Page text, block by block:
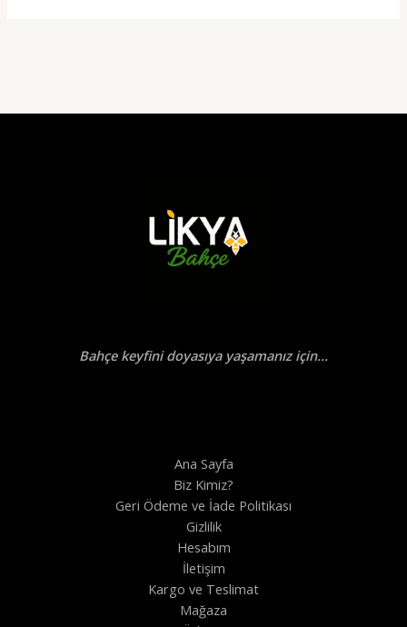
Bahçe keyfini doyasıya yaşamanız için...
Ana Sayfa
Biz Kimiz?
Geri Ödeme ve İade Politikası
Gizlilik
Hesabım
İletişim
Kargo ve Teslimat
Mağaza